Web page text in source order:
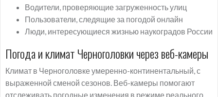
Водители, проверяющие загруженность улиц
Пользователи, следящие за погодой онлайн
Люди, интересующиеся жизнью наукоградов России
Погода и климат Черноголовки через веб-камеры
Климат в Черноголовке умеренно-континентальный, с
выраженной сменой сезонов. Веб-камеры помогают
отслеживать погодные изменения в режиме реального